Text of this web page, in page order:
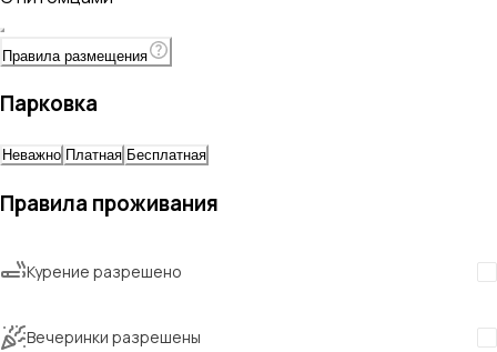
Правила размещения
Парковка
Неважно Платная Бесплатная
Правила проживания
Курение разрешено
Вечеринки разрешены